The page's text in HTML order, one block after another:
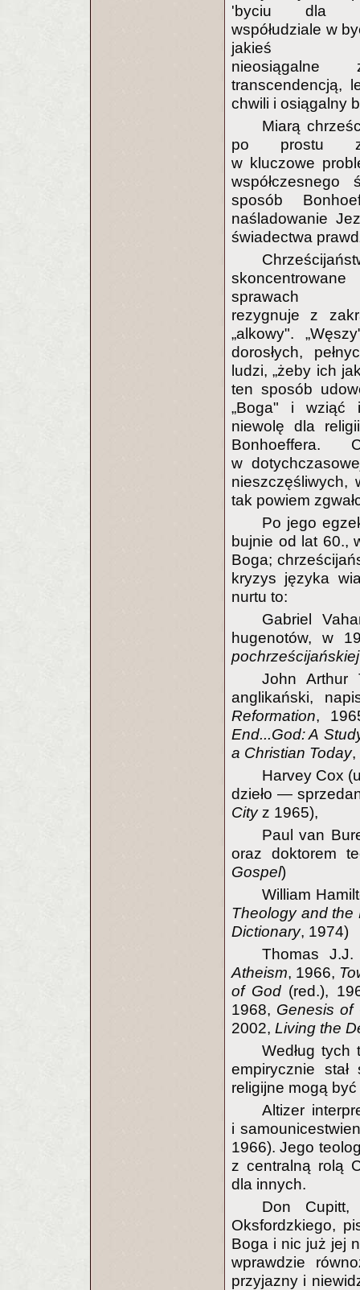
'byciu dla
współudziale w
jakieś
nieosiągalne
transcendencją,
chwili i osiągalny
Miarą
po prostu
w kluczowe
sposób
naśladowanie
świadectwa
sprawach
rezygnuje z
„alkowy".
dorosłych,
ludzi, „żeby ich
ten sposób
„Boga" i wziąć
niewolę dla
Bonhoeffera.
w
nieszczęśliwych,
tak powiem
Po jego
bujnie od lat 60.,
Boga;
kryzys języka
nurtu to:
Gabriel
hugenotów, w
John Arthur
anglikański,
Reformation,
End...God: A
a Christian Today,
Harvey Cox
dzieło —
Cityz 1965),
Paul van
oraz doktorem
Gospel)
William
Theology and the
Dictionary, 1974)
Thomas
Atheism, 1966,
of God (red.),
1968, Genesis of
2002, Living the
Według tych
empirycznie
religijne mogą
Altizer
i
1966). Jego
z centralną rolą
dla innych.
Don Cupitt,
Oksfordzkiego,
Boga i nic już jej
wprawdzie
przyjazny i